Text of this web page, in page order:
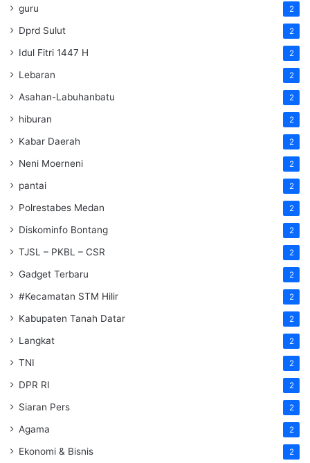
guru 2
Dprd Sulut 2
Idul Fitri 1447 H 2
Lebaran 2
Asahan-Labuhanbatu 2
hiburan 2
Kabar Daerah 2
Neni Moerneni 2
pantai 2
Polrestabes Medan 2
Diskominfo Bontang 2
TJSL – PKBL – CSR 2
Gadget Terbaru 2
#Kecamatan STM Hilir 2
Kabupaten Tanah Datar 2
Langkat 2
TNI 2
DPR RI 2
Siaran Pers 2
Agama 2
Ekonomi & Bisnis 2